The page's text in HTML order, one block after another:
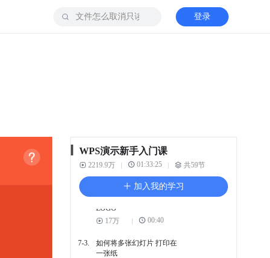
登录
WPS演示新手入门课
2219.9万 01:33:25 共59节
加入我的学习
6-4.
如何在PPT中插入附件 并放
7-1.
WPS演示 打印界面讲解
113.4万
03:43
7-2.
所有页面 一键添加公司
LOGO
17万
00:40
7-3.
如何将多张幻灯片 打印在
一张纸